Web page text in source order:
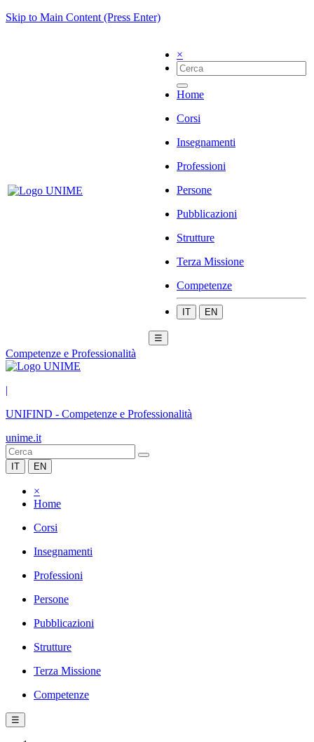
Skip to Main Content (Press Enter)
×
Home
Corsi
Insegnamenti
Professioni
Persone
Pubblicazioni
Strutture
Terza Missione
Competenze
IT EN
☰
Competenze e Professionalità
|
UNIFIND - Competenze e Professionalità
unime.it
IT EN
×
Home
Corsi
Insegnamenti
Professioni
Persone
Pubblicazioni
Strutture
Terza Missione
Competenze
☰